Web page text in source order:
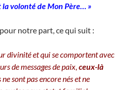
la volonté de Mon Père… »
notre part, ce qui suit :
divinité et qui se comportent avec
de messages de paix, ceux-là
sont pas encore nés et ne